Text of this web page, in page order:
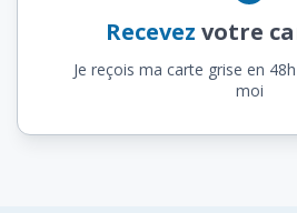
Recevez votre
Je reçois ma carte grise en
moi